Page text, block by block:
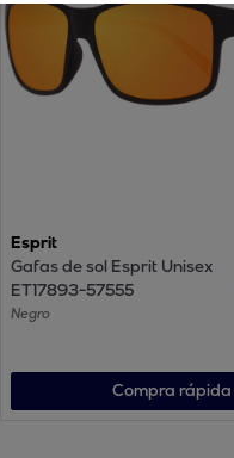
Esprit
Gafas de sol Esprit Unisex
ET17893-57555
Negro
Compra rápida